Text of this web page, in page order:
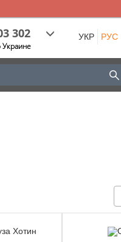
302
Украине
УКР РУС